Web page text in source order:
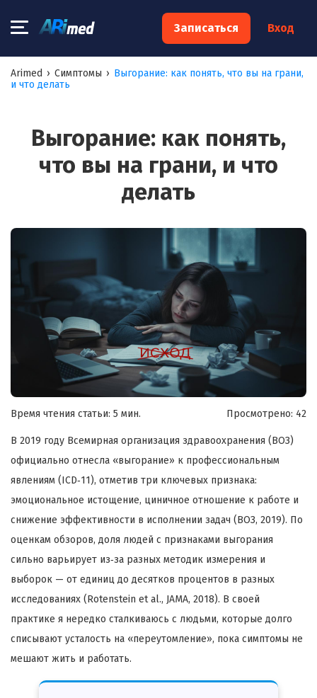
Записаться Вход
Arimed › Симптомы › Выгорание: как понять, что вы на грани,
и что делать
Выгорание: как понять,
что вы на грани, и что
делать
Время чтения статьи: 5 мин. Просмотрено: 42
В 2019 году Всемирная организация здравоохранения (ВОЗ)
официально отнесла «выгорание» к профессиональным
явлениям (ICD‑11), отметив три ключевых признака:
эмоциональное истощение, циничное отношение к работе и
снижение эффективности в исполнении задач (ВОЗ, 2019). По
оценкам обзоров, доля людей с признаками выгорания
сильно варьирует из‑за разных методик измерения и
выборок — от единиц до десятков процентов в разных
исследованиях (Rotenstein et al., JAMA, 2018). В своей
практике я нередко сталкиваюсь с людьми, которые долго
списывают усталость на «переутомление», пока симптомы не
мешают жить и работать.
×
Запишитесь на консультацию к
Ваш телефон:*
Я согласен наобработку моих персональных данных